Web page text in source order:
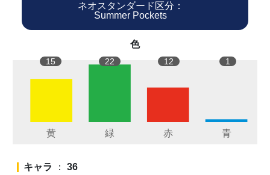
ネオスタンダード区分：
Summer Pockets
色
15 22 12 1
キャラ ： 36